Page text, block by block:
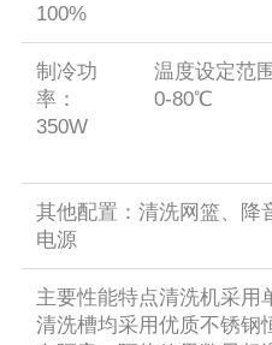
100%
制冷功
率：
350W
温度设定范
0-80℃
其他配置：清洗网篮、降
电源
主要性能特点清洗机采用
清洗槽均采用优质不锈钢